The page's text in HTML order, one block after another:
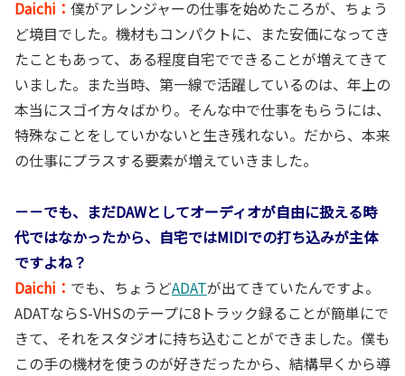
Daichi： 僕がアレンジャーの仕事を始めたころが、ちょう
ど境目でした。機材もコンパクトに、また安価になってき
たこともあって、ある程度自宅でできることが増えてきて
いました。また当時、第一線で活躍しているのは、年上の
本当にスゴイ方々ばかり。そんな中で仕事をもらうには、
特殊なことをしていかないと生き残れない。だから、本来
の仕事にプラスする要素が増えていきました。
－－でも、まだDAWとしてオーディオが自由に扱える時
代ではなかったから、自宅ではMIDIでの打ち込みが主体
ですよね？
Daichi： でも、ちょうどADATが出てきていたんですよ。
ADATならS-VHSのテープに8トラック録ることが簡単にで
きて、それをスタジオに持ち込むことができました。僕も
この手の機材を使うのが好きだったから、結構早くから導